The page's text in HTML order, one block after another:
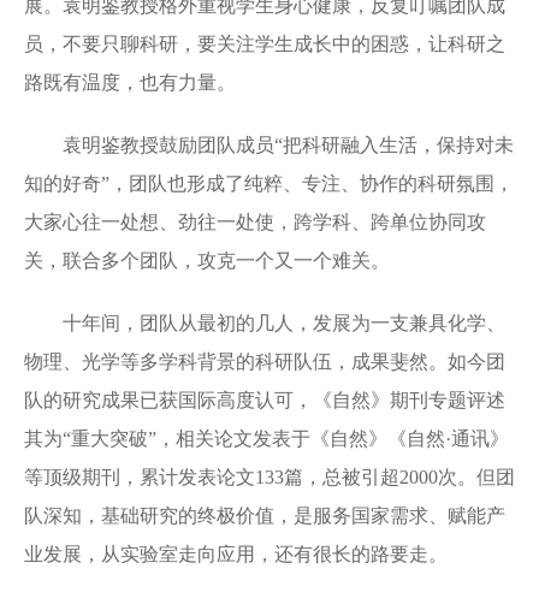
展。袁明鉴教授格外重视学生身心健康，反复叮嘱团队成
员，不要只聊科研，要关注学生成长中的困惑，让科研之
路既有温度，也有力量。
袁明鉴教授鼓励团队成员“把科研融入生活，保持对未
知的好奇”，团队也形成了纯粹、专注、协作的科研氛围，
大家心往一处想、劲往一处使，跨学科、跨单位协同攻
关，联合多个团队，攻克一个又一个难关。
十年间，团队从最初的几人，发展为一支兼具化学、
物理、光学等多学科背景的科研队伍，成果斐然。如今团
队的研究成果已获国际高度认可，《自然》期刊专题评述
其为“重大突破”，相关论文发表于《自然》《自然·通讯》
等顶级期刊，累计发表论文133篇，总被引超2000次。但团
队深知，基础研究的终极价值，是服务国家需求、赋能产
业发展，从实验室走向应用，还有很长的路要走。